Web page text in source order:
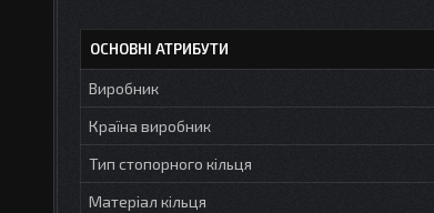
ОСНОВНІ АТРИБУТИ
Виробник
Країна виробник
Тип стопорного кільця
Матеріал кільця